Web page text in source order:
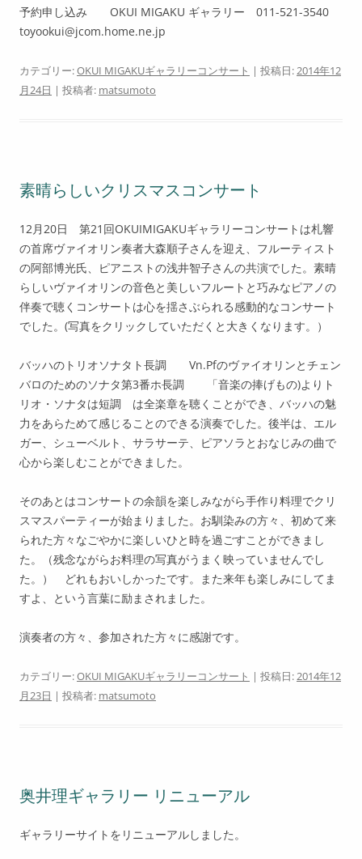
予約申し込み OKUI MIGAKU ギャラリー 011-521-3540
toyookui@jcom.home.ne.jp
カテゴリー:OKUI MIGAKUギャラリーコンサート | 投稿日:2014年12
月24日 | 投稿者: matsumoto
素晴らしいクリスマスコンサート
12月20日 第21回OKUIMIGAKUギャラリーコンサートは札響
の首席ヴァイオリン奏者大森順子さんを迎え、フルーティスト
の阿部博光氏、ピアニストの浅井智子さんの共演でした。素晴
らしいヴァイオリンの音色と美しいフルートと巧みなピアノの
伴奏で聴くコンサートは心を揺さぶられる感動的なコンサート
でした。(写真をクリックしていただくと大きくなります。）
バッハのトリオソナタト長調 Vn.Pfのヴァイオリンとチェン
バロのためのソナタ第3番ホ長調 「音楽の捧げもの)よりト
リオ・ソナタは短調 は全楽章を聴くことができ、バッハの魅
力をあらためて感じることのできる演奏でした。後半は、エル
ガー、シューベルト、サラサーテ、ピアソラとおなじみの曲で
心から楽しむことができました。
そのあとはコンサートの余韻を楽しみながら手作り料理でクリ
スマスパーティーが始まりました。お馴染みの方々、初めて来
られた方々なごやかに楽しいひと時を過ごすことができまし
た。（残念ながらお料理の写真がうまく映っていませんでし
た。） どれもおいしかったです。また来年も楽しみにしてま
すよ、という言葉に励まされました。
演奏者の方々、参加された方々に感謝です。
カテゴリー:OKUI MIGAKUギャラリーコンサート | 投稿日:2014年12
月23日 | 投稿者: matsumoto
奥井理ギャラリー リニューアル
ギャラリーサイトをリニューアルしました。